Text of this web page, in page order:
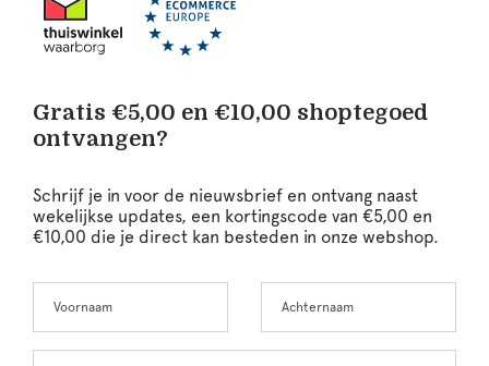
Gratis €5,00 en €10,00 shoptegoed
ontvangen?
Schrijf je in voor de nieuwsbrief en ontvang naast
wekelijkse updates, een kortingscode van €5,00 en
€10,00 die je direct kan besteden in onze webshop.
this